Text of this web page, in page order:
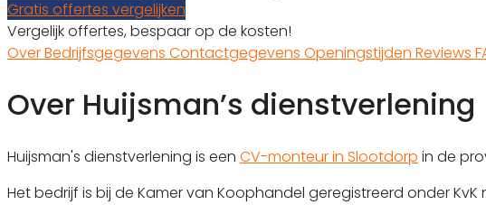
Gratis offertes vergelijken
Vergelijk offertes, bespaar op de kosten!
OverBedrijfsgegevens Contactgegevens Openingstijden Reviews
Over Huijsman’s dienstverlening
Huijsman's dienstverlening is een CV-monteur in Slootdorp in de
Het bedrijf is bij de Kamer van Koophandel geregistreerd onder